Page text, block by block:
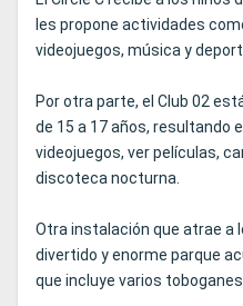
les propone actividades
videojuegos, música y
Por otra parte, el Club 02
de 15 a 17 años, resultando
videojuegos, ver películas,
discoteca nocturna.
Otra instalación que atrae a
divertido y enorme parque
que incluye varios